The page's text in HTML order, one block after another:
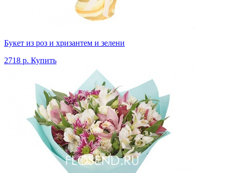
Букет из роз и хризантем и зелени
2718 р. Купить